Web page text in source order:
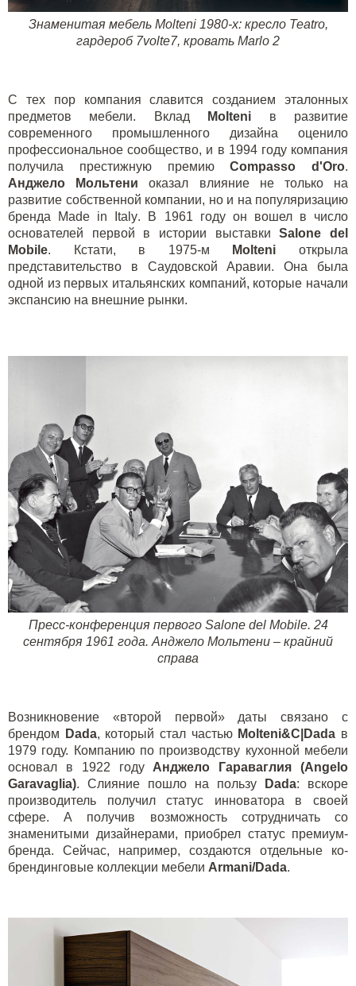
Знаменитая мебель Molteni 1980-х: кресло Teatro,
гардероб 7volte7, кровать Marlo 2
С тех пор компания славится созданием эталонных
предметов мебели. Вклад
Molteni
в развитие
современного промышленного дизайна оценило
профессиональное сообщество, и в 1994 году компания
получила престижную премиюCompasso d'Oro.
Анджело Мольтени оказал влияние не только на
развитие собственной компании, но и на популяризацию
бренда
Made in Italy. В 1961 году он вошел в число
основателей первой в истории выставкиSalone del
Mobile. Кстати, в 1975-м Molteni
открыла
представительство в Саудовской Аравии. Она была
одной из первых итальянских компаний, которые начали
экспансию на внешние рынки.
Пресс-конференция первого Salone del Mobile. 24
сентября 1961 года. Анджело Мольтени – крайний
справа
Возникновение «второй первой» даты связано с
брендом
Dada, который стал частью Molteni&C|Dada в
1979 году. Компанию по производству кухонной мебели
основал в 1922 году Анджело Гараваглия (Angelo
Garavaglia). Слияние пошло на пользу Dada: вскоре
производитель получил статус инноватора в своей
сфере. А получив возможность сотрудничать со
знаменитыми дизайнерами, приобрел статус премиум-
бренда. Сейчас, например, создаются отдельные ко-
брендинговые коллекции мебели Armani/Dada.